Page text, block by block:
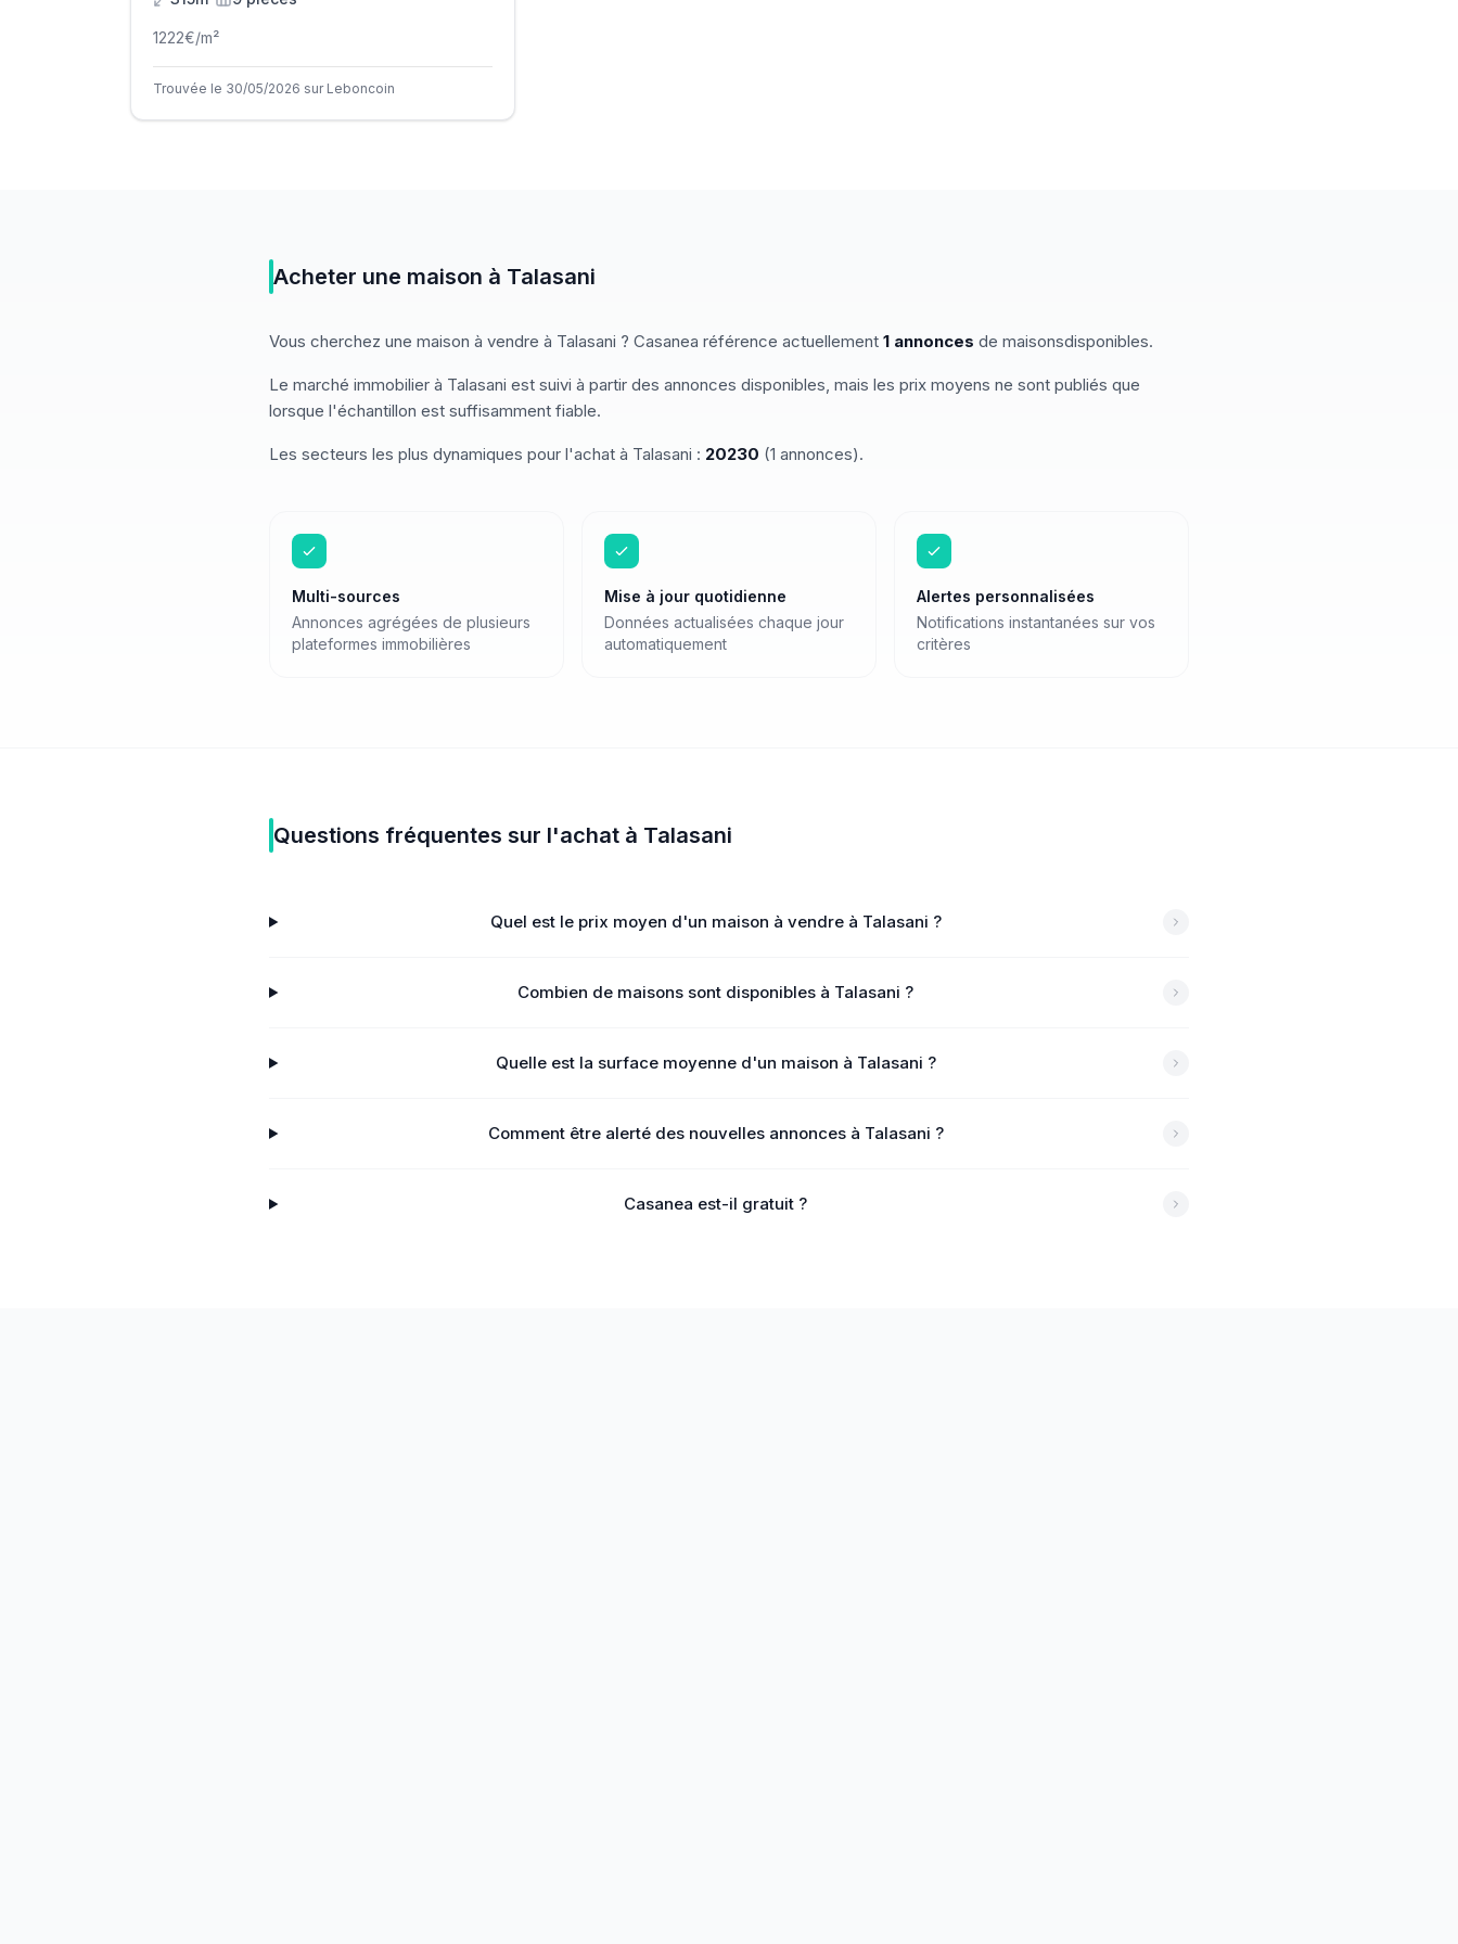
1222€/m²
Trouvée le 30/05/2026 sur Leboncoin
Acheter une maison à Talasani
Vous cherchez une maison à vendre à Talasani ? Casanea référence actuellement 1 annonces de maisonsdisponibles.
Le marché immobilier à Talasani est suivi à partir des annonces disponibles, mais les prix moyens ne sont publiés que
lorsque l'échantillon est suffisamment fiable.
Les secteurs les plus dynamiques pour l'achat à Talasani : 20230 (1 annonces).
Multi-sources
Annonces agrégées de plusieurs
plateformes immobilières
Mise à jour quotidienne
Données actualisées chaque jour
automatiquement
Alertes personnalisées
Notifications instantanées sur vos
critères
Questions fréquentes sur l'achat à Talasani
Quel est le prix moyen d'un maison à vendre à Talasani ?
Combien de maisons sont disponibles à Talasani ?
Quelle est la surface moyenne d'un maison à Talasani ?
Comment être alerté des nouvelles annonces à Talasani ?
Casanea est-il gratuit ?